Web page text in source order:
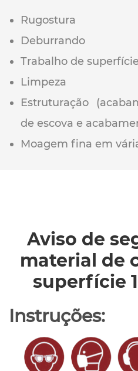
Rugostura
Deburrando
Trabalho de
Limpeza
Estruturação
de escova e
Moagem fina em
Aviso de
material de
superfície
Instruções: